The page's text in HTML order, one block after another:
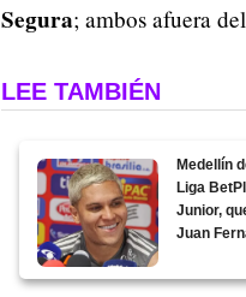
Segura; ambos afuera
LEE TAMBIÉN
Medellín
Liga
Junior,
Juan